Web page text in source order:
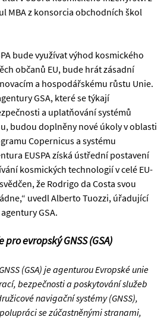
MBA z konsorcia obchodních škol
bude využívat výhod kosmického
občanů EU, bude hrát zásadní
a hospodářskému růstu Unie.
GSA, které se týkají
a uplatňování systémů
budou doplněny nové úkoly v oblasti
Copernicus a systému
EUSPA získá ústřední postavení
kosmických technologií v celé EU-
že Rodrigo da Costa svou
uvedl Alberto Tuozzi, úřadující
GSA.
evropský GNSS (GSA)
(GSA) je agenturou Evropské unie
bezpečnosti a poskytování služeb
navigační systémy (GNSS),
se zúčastněnými stranami,